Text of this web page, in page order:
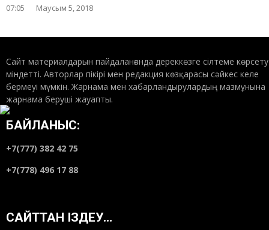
07:05 Маусым 5, 2018
Сайт материалдарын пайдаланғанда дереккөзге сілтеме көрсету
міндетті. Авторлар пікірі мен редакция көзқарасы сәйкес келе
бермеуі мүмкін. Жарнама мен хабарландырулардың мазмұнына
жарнама беруші жауапты.
БАЙЛАНЫС:
+7(777) 382 42 75
+7(778) 496 17 88
САЙТТАН ІЗДЕУ…